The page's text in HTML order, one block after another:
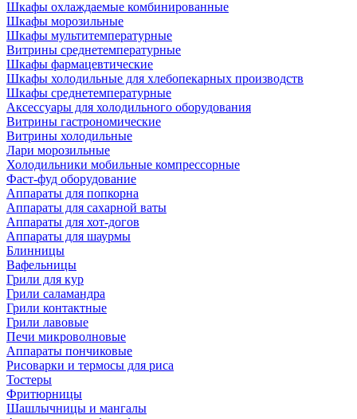
Шкафы охлаждаемые комбинированные
Шкафы морозильные
Шкафы мультитемпературные
Витрины среднетемпературные
Шкафы фармацевтические
Шкафы холодильные для хлебопекарных производств
Шкафы среднетемпературные
Аксессуары для холодильного оборудования
Витрины гастрономические
Витрины холодильные
Лари морозильные
Холодильники мобильные компрессорные
Фаст-фуд оборудование
Аппараты для попкорна
Аппараты для сахарной ваты
Аппараты для хот-догов
Аппараты для шаурмы
Блинницы
Вафельницы
Грили для кур
Грили саламандра
Грили контактные
Грили лавовые
Печи микроволновые
Аппараты пончиковые
Рисоварки и термосы для риса
Тостеры
Фритюрницы
Шашлычницы и мангалы